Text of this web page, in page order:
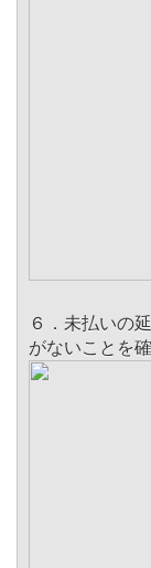
６．未払いの
がないことを